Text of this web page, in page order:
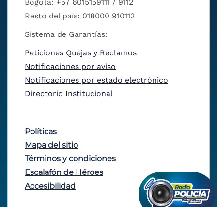
Bogotá: +57 6015159111 / 9112
Resto del país: 018000 910112
Sistema de Garantías:
Peticiones Quejas y Reclamos
Notificaciones por aviso
Notificaciones por estado electrónico
Directorio Institucional
Políticas
Mapa del sitio
Términos y condiciones
Escalafón de Héroes
Accesibilidad